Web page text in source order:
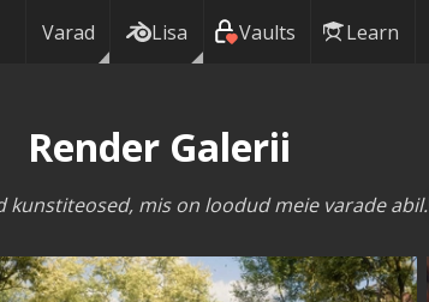
Varad Lisa Vaults Learn
Render Galerii
kunstiteosed, mis on loodud meie varade abil.